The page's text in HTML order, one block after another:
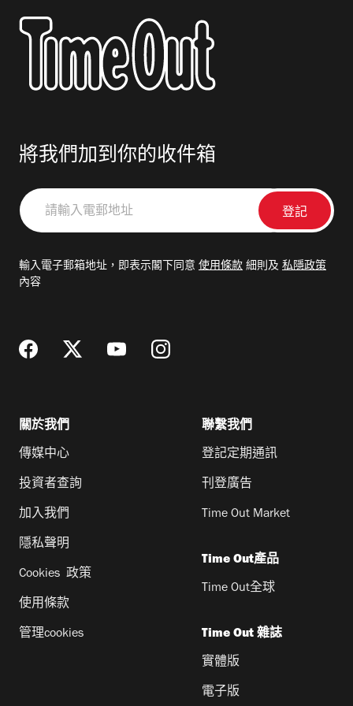
將我們加到你的收件箱
請
輸
郵
輸入電子郵箱地址，即表示閣下同意 使用條款 細則及 私隱政策
內容
關於我們
傳媒中心
投資者查詢
加入我們
隱私聲明
Cookies 政策
使用條款
管理cookies
聯繫我們
登記定期通訊
刊登廣告
Time Out Market
Time Out產品
Time Out全球
Time Out 雜誌
實體版
電子版